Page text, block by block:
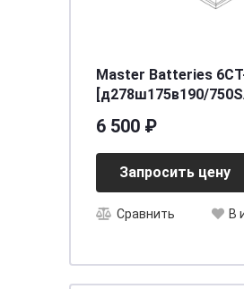
Master Batteries
[д278ш175в190/
6 500 ₽
Запросить цену
Сравнить В